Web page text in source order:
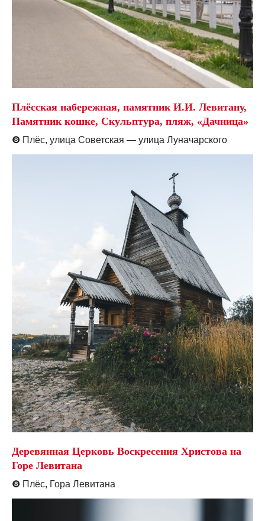
Плёсская набережная, памятник И.И. Левитану,
Памятник кошке, Скульптура, пляж, «Дачница»
❽ Плёс, улица Советская — улица Луначарского
Деревянная Церковь Воскресения Христова на
Горе Левитана
❽ Плёс, Гора Левитана